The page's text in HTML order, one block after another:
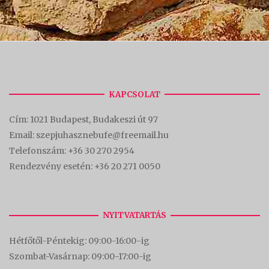
KAPCSOLAT
Cím: 1021 Budapest, Budakeszi út 97
Email: szepjuhasznebufe@freemail.hu
Telefonszám: +36 30 270 2954
Rendezvény esetén: +36 20 271 0050
NYITVATARTÁS
Hétfőtől-Péntekig: 09:00-16:00-ig
Szombat-Vasárnap: 09:00-17:00-ig